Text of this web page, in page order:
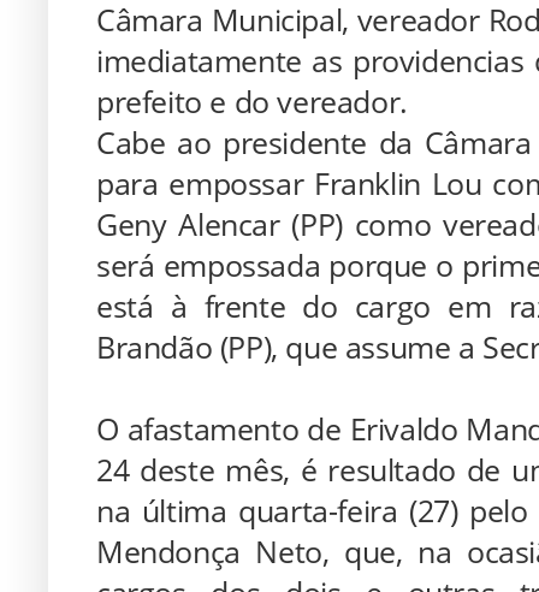
Câmara Municipal, vereador
imediatamente as
prefeito e do vereador.
Cabe ao presidente da
para empossar Franklin Lou
Geny Alencar (PP) como
será empossada porque o
está à frente do cargo em
Brandão (PP), que assume a
O afastamento de Erivaldo
24 deste mês, é resultado de
na última quarta-feira (27)
Mendonça Neto, que, na